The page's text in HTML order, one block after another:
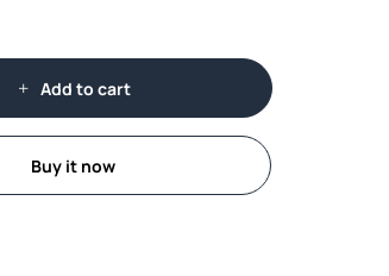
Add to cart
Buy it now